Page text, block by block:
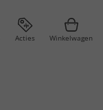
Acties Winkelwagen